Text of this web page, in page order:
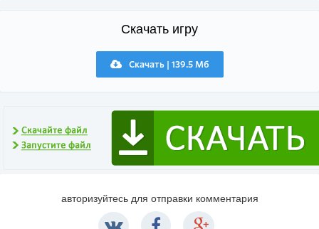
Скачать игру
Скачать | 139.5 Мб
авторизуйтесь для отправки комментария